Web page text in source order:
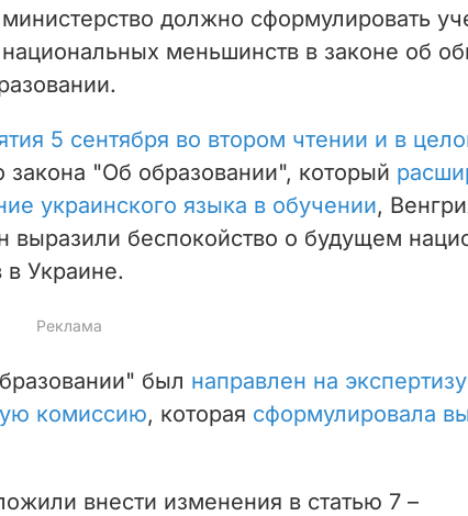
должно сформулировать
меньшинств в законе об
5 сентября во втором чтении и в
закона "Об образовании", который
украинского языка в обучении,
выразили беспокойство о будущем
Украине.
был направлен на
комиссию, которая сформулировала
внести изменения в статью 7 –